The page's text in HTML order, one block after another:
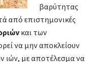
βαρύτητας
από επιστημονικές
και των
να μην αποκλείουν
ιών, με αποτέλεσμα να